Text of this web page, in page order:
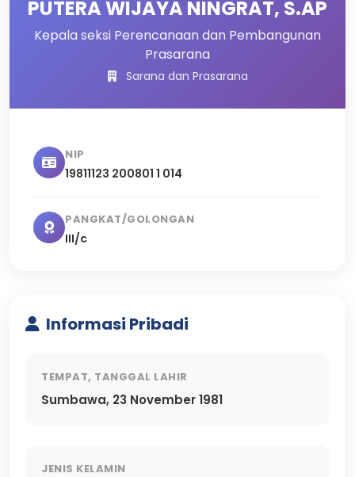
PUTERA WIJAYA NINGRAT, S.AP
Kepala seksi Perencanaan dan Pembangunan
Prasarana
Sarana dan Prasarana
NIP
19811123 200801 1 014
PANGKAT/GOLONGAN
III/c
Informasi Pribadi
TEMPAT, TANGGAL LAHIR
Sumbawa, 23 November 1981
JENIS KELAMIN